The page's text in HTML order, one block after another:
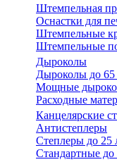
Штемпельная
Оснастки для
Штемпельные
Штемпельные
Дыроколы
Дыроколы до 65
Мощные
Расходные
Канцелярские
Антистеплеры
Степлеры до 25
Стандартные до